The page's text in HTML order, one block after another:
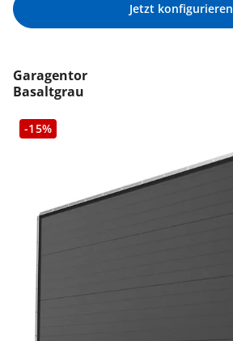
Jetzt konfigurieren
Garagentor
Basaltgrau
-15%